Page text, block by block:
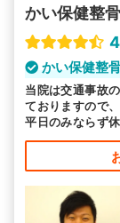
かい保健整
かい保健整
当院は交通事故
ておりますので
平日のみならず
いやすい環境を